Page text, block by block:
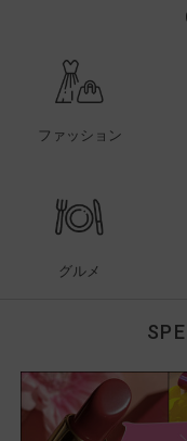
ファッション
グルメ